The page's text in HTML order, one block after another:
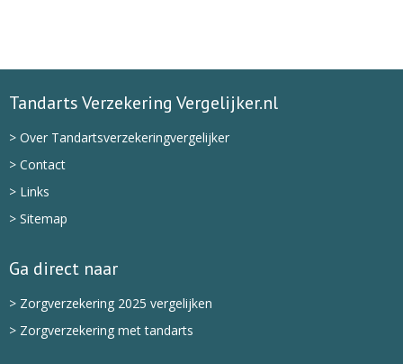
Tandarts Verzekering Vergelijker.nl
> Over Tandartsverzekeringvergelijker
> Contact
> Links
> Sitemap
Ga direct naar
> Zorgverzekering 2025 vergelijken
> Zorgverzekering met tandarts